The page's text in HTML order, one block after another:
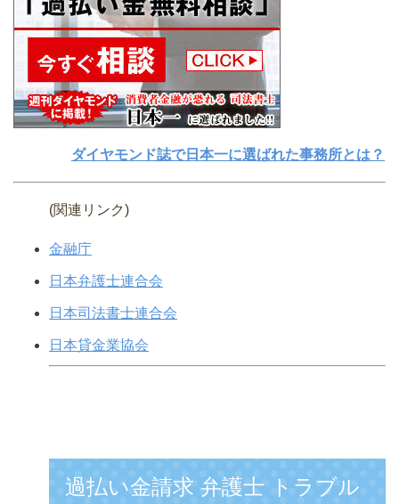
ダイヤモンド誌で日本一に選ばれた事務所とは？
(関連リンク)
金融庁
日本弁護士連合会
日本司法書士連合会
日本貸金業協会
過払い金請求 弁護士 トラブル